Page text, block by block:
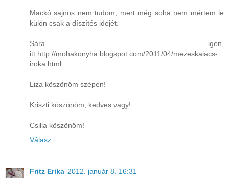
Mackó sajnos nem tudom, mert még soha nem mértem le
külön csak a díszítés idejét.
Sára igen,
itt:http://mohakonyha.blogspot.com/2011/04/mezeskalacs-
iroka.html
Liza köszönöm szépen!
Kriszti köszönöm, kedves vagy!
Csilla köszönöm!
Válasz
Fritz Erika 2012. január 8. 16:31